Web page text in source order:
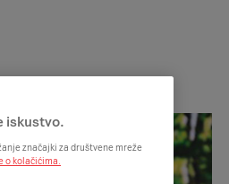
iskustvo.
značajki za društvene mreže
o kolačićima.